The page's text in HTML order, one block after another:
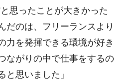
思ったことが大きかった
だのは、フリーランスより
力を発揮できる環境が好き
ながりの中で仕事をするの
と思いました」